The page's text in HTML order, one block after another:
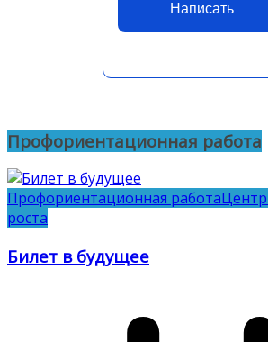
Написать
Профориентационная работа
Профориентационная работа
роста
Билет в будущее